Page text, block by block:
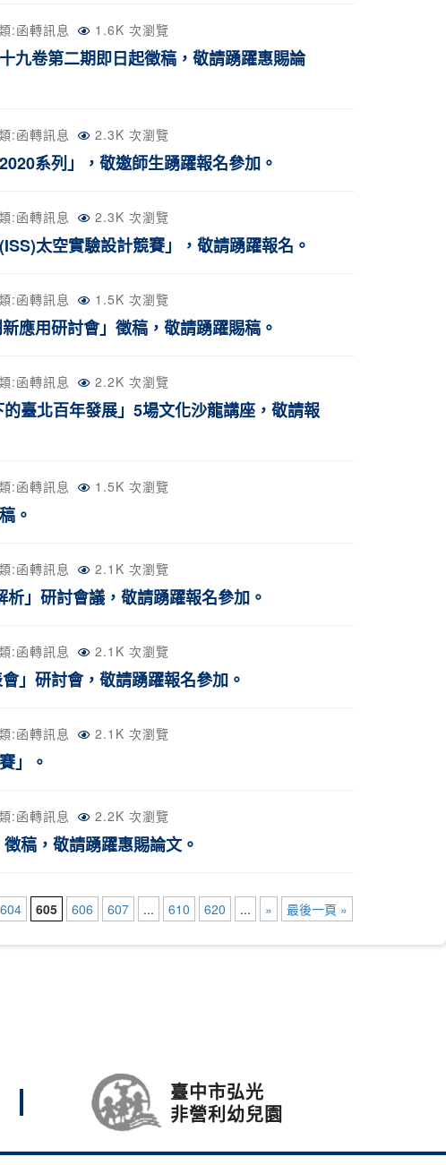
:函轉訊息 1.6K 次瀏覽
九卷第二期即日起徵稿，敬請踴躍惠賜論
:函轉訊息 2.3K 次瀏覽
系列」，敬邀師生踴躍報名參加。
:函轉訊息 2.3K 次瀏覽
太空實驗設計競賽」，敬請踴躍報名。
:函轉訊息 1.5K 次瀏覽
應用研討會」徵稿，敬請踴躍賜稿。
:函轉訊息 2.2K 次瀏覽
臺北百年發展」5場文化沙龍講座，敬請報
:函轉訊息 1.5K 次瀏覽
。
:函轉訊息 2.1K 次瀏覽
」研討會議，敬請踴躍報名參加。
:函轉訊息 2.1K 次瀏覽
」研討會，敬請踴躍報名參加。
:函轉訊息 2.1K 次瀏覽
」。
:函轉訊息 2.2K 次瀏覽
稿，敬請踴躍惠賜論文。
604 605 606 607 ... 610 620 ... » 最後一頁 »
臺中市弘光
非營利幼兒園